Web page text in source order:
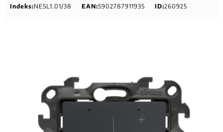
Indeks:NESL1.01/38 EAN:5902787911935 ID:260925